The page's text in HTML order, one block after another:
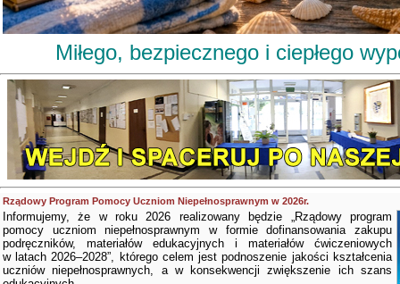
Miłego, bezpiecznego i ciepłego
Rządowy Program Pomocy Uczniom Niepełnosprawnym w 2026r.
Informujemy, że w roku 2026 realizowany będzie „Rządowy program
pomocy uczniom niepełnosprawnym w formie dofinansowania zakupu
podręczników, materiałów edukacyjnych i materiałów ćwiczeniowych
w latach 2026–2028”, którego celem jest podnoszenie jakości kształcenia
uczniów niepełnosprawnych, a w konsekwencji zwiększenie ich szans